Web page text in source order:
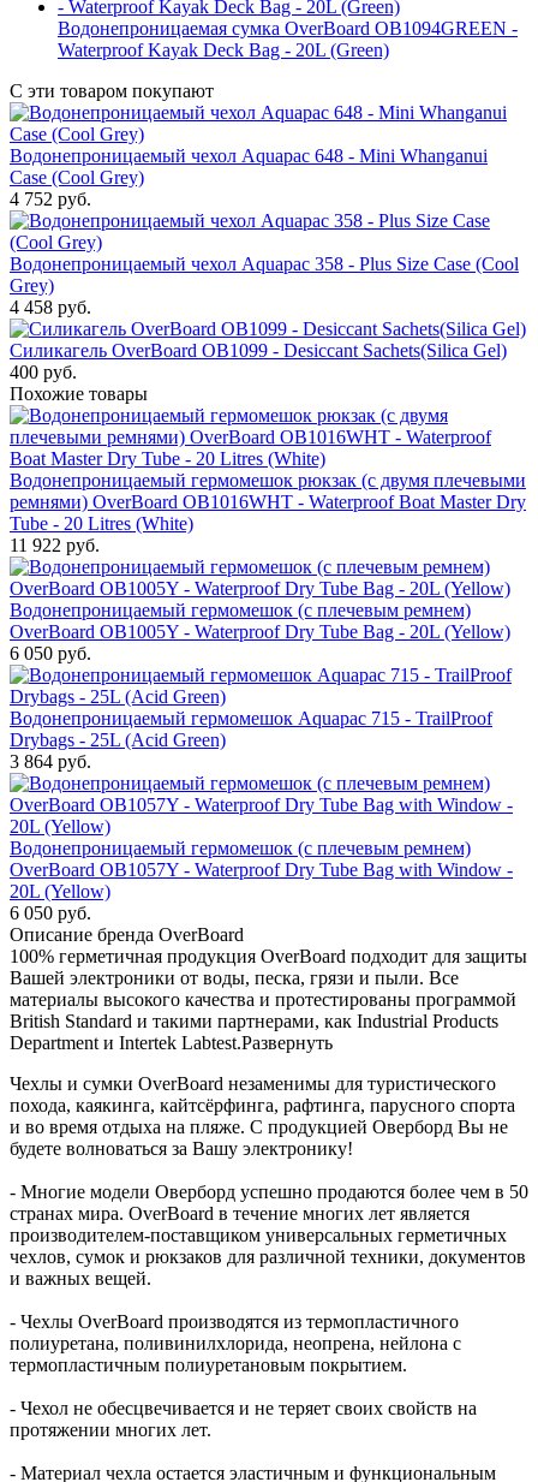
Водонепроницаемая сумка OverBoard OB1094GREEN -
Waterproof Kayak Deck Bag - 20L (Green)
С эти товаром покупают
Водонепроницаемый чехол Aquapac 648 - Mini Whanganui
Case (Cool Grey)
4 752 руб.
Водонепроницаемый чехол Aquapac 358 - Plus Size Case (Cool
Grey)
4 458 руб.
Силикагель OverBoard OB1099 - Desiccant Sachets(Silica Gel)
400 руб.
Похожие товары
Водонепроницаемый гермомешок рюкзак (с двумя плечевыми
ремнями) OverBoard OB1016WHT - Waterproof Boat Master Dry
Tube - 20 Litres (White)
11 922 руб.
Водонепроницаемый гермомешок (с плечевым ремнем)
OverBoard OB1005Y - Waterproof Dry Tube Bag - 20L (Yellow)
6 050 руб.
Водонепроницаемый гермомешок Aquapac 715 - TrailProof
Drybags - 25L (Acid Green)
3 864 руб.
Водонепроницаемый гермомешок (с плечевым ремнем)
OverBoard OB1057Y - Waterproof Dry Tube Bag with Window -
20L (Yellow)
6 050 руб.
Описание бренда OverBoard
100% герметичная продукция OverBoard подходит для защиты
Вашей электроники от воды, песка, грязи и пыли. Все
материалы высокого качества и протестированы программой
British Standard и такими партнерами, как Industrial Products
Department и Intertek Labtest.Развернуть
Чехлы и сумки OverBoard незаменимы для туристического
похода, каякинга, кайтсёрфинга, рафтинга, парусного спорта
и во время отдыха на пляже. С продукцией Оверборд Вы не
будете волноваться за Вашу электронику!
- Многие модели Оверборд успешно продаются более чем в 50
странах мира. OverBoard в течение многих лет является
производителем-поставщиком универсальных герметичных
чехлов, сумок и рюкзаков для различной техники, документов
и важных вещей.
- Чехлы OverBoard производятся из термопластичного
полиуретана, поливинилхлорида, неопрена, нейлона с
термопластичным полиуретановым покрытием.
- Чехол не обесцвечивается и не теряет своих свойств на
протяжении многих лет.
- Материал чехла остается эластичным и функциональным